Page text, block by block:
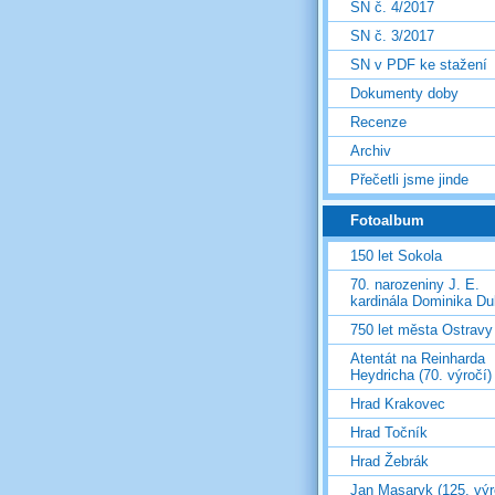
SN č. 4/2017
SN č. 3/2017
SN v PDF ke stažení
Dokumenty doby
Recenze
Archiv
Přečetli jsme jinde
Fotoalbum
150 let Sokola
70. narozeniny J. E.
kardinála Dominika
750 let města Ostravy
Atentát na Reinharda
Heydricha (70. výročí)
Hrad Krakovec
Hrad Točník
Hrad Žebrák
Jan Masaryk (125.